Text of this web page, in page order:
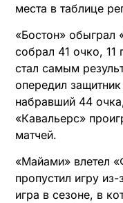
места в таблице
«Бостон» обыграл
собрал 41 очко,
стал самым
опередил
набравший 44
«Кавальерс»
матчей.
«Майами» влетел
пропустил игру
игра в сезоне, в